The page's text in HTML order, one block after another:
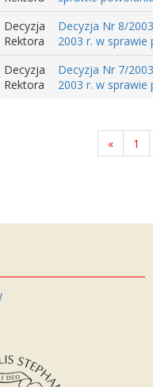
Decyzja
Rektora
Decyzja Nr 8/
2003 r. w
Decyzja
Rektora
Decyzja Nr 7/
2003 r. w
« 1